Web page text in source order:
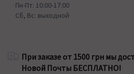
Пн-Пт: 10:00-17:00
Сб, Вс: выходной
При заказе от 1500 грн мы
Новой Почты БЕСПЛАТНО!